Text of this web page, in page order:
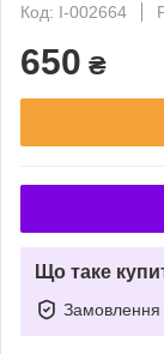
Код: I-002664
650 ₴
Що таке
Замовлення